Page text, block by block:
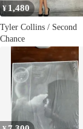
¥ 1,480
Tyler Collins / Second
Chance